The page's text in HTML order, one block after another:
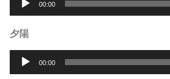
ープ
レ
00:00
夕陽
00:00